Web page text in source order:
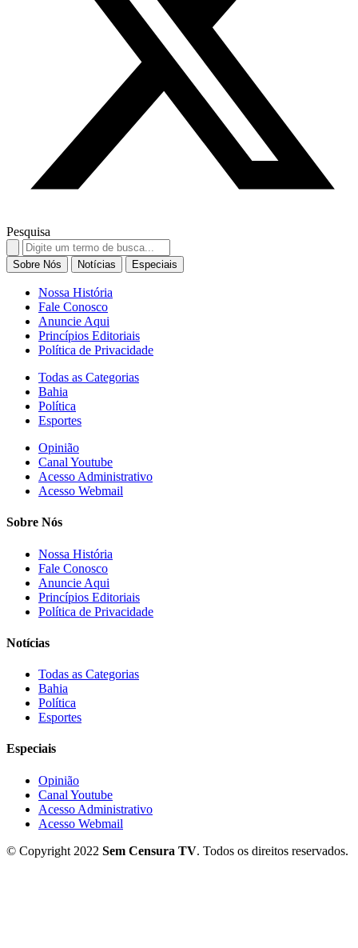
Pesquisa
Search
for:
Sobre Nós Notícias Especiais
Nossa História
Fale Conosco
Anuncie Aqui
Princípios Editoriais
Política de Privacidade
Todas as Categorias
Bahia
Política
Esportes
Opinião
Canal Youtube
Acesso Administrativo
Acesso Webmail
Sobre Nós
Nossa História
Fale Conosco
Anuncie Aqui
Princípios Editoriais
Política de Privacidade
Notícias
Todas as Categorias
Bahia
Política
Esportes
Especiais
Opinião
Canal Youtube
Acesso Administrativo
Acesso Webmail
© Copyright 2022 Sem Censura TV. Todos os direitos reservados.